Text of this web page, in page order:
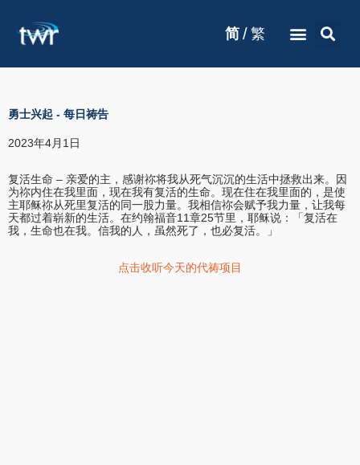
简 / 繁
勇士兴起 - 每日祷告
2023年4月1日
复活生命 – 亲爱的主，感谢祢将我从死气沉沉的生活中拯救出来。因
为祢内住在我里面，现在我有复活的生命。现在住在我里面的，是使
主耶稣祢从死里复活的同一股力量。我相信祢会赋予我力量，让我每
天都过着崭新的生活。在约翰福音11章25节里，耶稣说：「复活在
我，生命也在我。信我的人，虽然死了，也必复活。」
点击收听今天的代祷项目